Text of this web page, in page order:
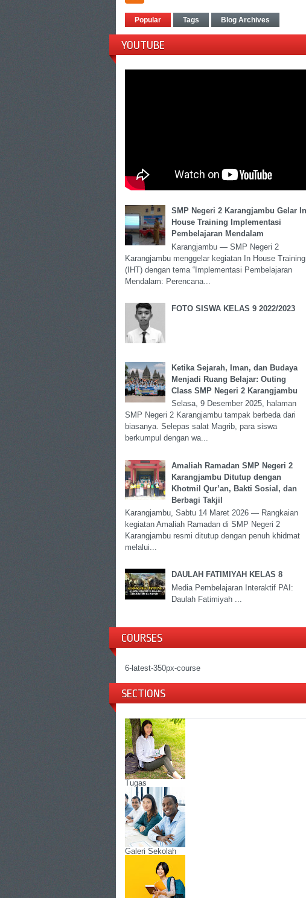
Popular Tags Blog Archives
YOUTUBE
SMP Negeri 2 Karangjambu Gelar In
House Training Implementasi
Pembelajaran Mendalam
Karangjambu — SMP Negeri 2
Karangjambu menggelar kegiatan In House Training
(IHT) dengan tema “Implementasi Pembelajaran
Mendalam: Perencana...
FOTO SISWA KELAS 9 2022/2023
Ketika Sejarah, Iman, dan Budaya
Menjadi Ruang Belajar: Outing
Class SMP Negeri 2 Karangjambu
Selasa, 9 Desember 2025, halaman
SMP Negeri 2 Karangjambu tampak berbeda dari
biasanya. Selepas salat Magrib, para siswa
berkumpul dengan wa...
Amaliah Ramadan SMP Negeri 2
Karangjambu Ditutup dengan
Khotmil Qur’an, Bakti Sosial, dan
Berbagi Takjil
Karangjambu, Sabtu 14 Maret 2026 — Rangkaian
kegiatan Amaliah Ramadan di SMP Negeri 2
Karangjambu resmi ditutup dengan penuh khidmat
melalui...
DAULAH FATIMIYAH KELAS 8
Media Pembelajaran Interaktif PAI:
Daulah Fatimiyah ...
COURSES
6-latest-350px-course
SECTIONS
Tugas
Galeri Sekolah